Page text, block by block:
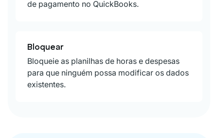
de pagamento no QuickBooks.
Bloquear
Bloqueie as planilhas de horas e despesas
para que ninguém possa modificar os dados
existentes.